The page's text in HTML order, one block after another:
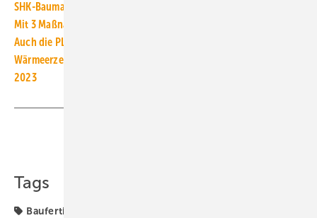
SHK-Baumarkt: Hohe Stornierungsquote beim Wohnungsbau
Mit 3 Maßnahmen zu Wärmepumpenstrom für 17,43 Ct/kWh
Auch die PLZ hat Einfluss: Was kostet Wärmepumpenstrom?
Wärmeerzeuger, Marktentwicklung in Deutschland, 2000 bis
2023
Tags
Baufertigstellung